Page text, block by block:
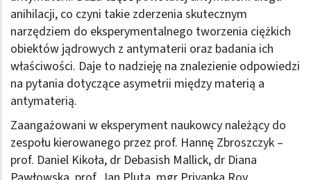
anihilacji, co czyni takie zderzenia skutecznym
narzędziem do eksperymentalnego tworzenia ciężkich
obiektów jądrowych z antymaterii oraz badania ich
właściwości. Daje to nadzieję na znalezienie odpowiedzi
na pytania dotyczące asymetrii między materią a
antymaterią.
Zaangażowani w eksperyment naukowcy należący do
zespołu kierowanego przez prof. Hannę Zbroszczyk –
prof. Daniel Kikoła, dr Debasish Mallick, dr Diana